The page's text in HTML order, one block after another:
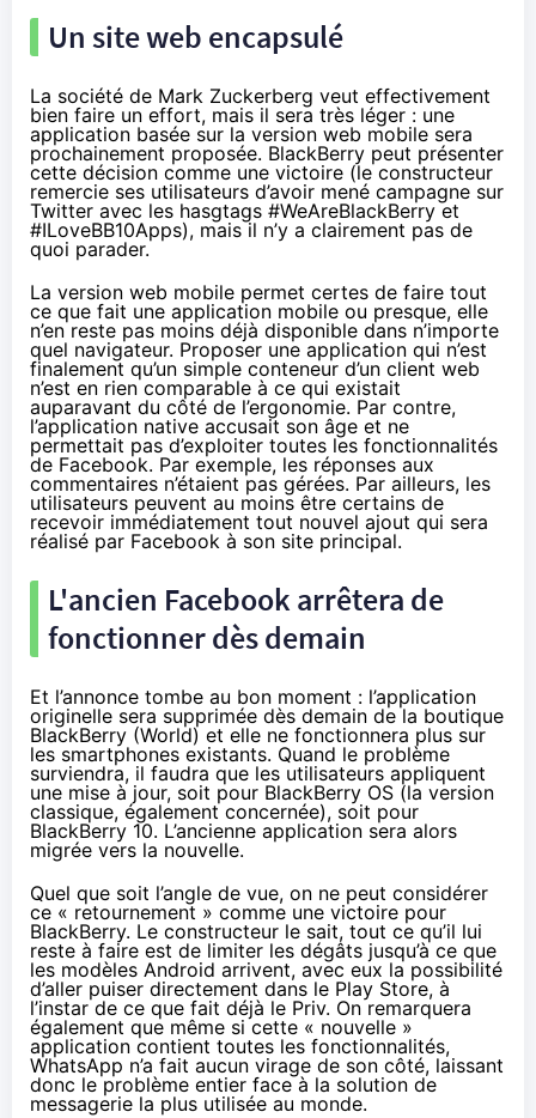
Un site web encapsulé
La société de Mark Zuckerberg veut effectivement
bien faire un effort, mais il sera très léger : une
application basée sur la version web mobile sera
prochainement proposée. BlackBerry peut présenter
cette décision comme une victoire (le constructeur
remercie ses utilisateurs d’avoir mené campagne sur
Twitter avec les hasgtags #WeAreBlackBerry et
#ILoveBB10Apps), mais il n’y a clairement pas de
quoi parader.
La version web mobile permet certes de faire tout
ce que fait une application mobile ou presque, elle
n’en reste pas moins déjà disponible dans n’importe
quel navigateur. Proposer une application qui n’est
finalement qu’un simple conteneur d’un client web
n’est en rien comparable à ce qui existait
auparavant du côté de l’ergonomie. Par contre,
l’application native accusait son âge et ne
permettait pas d’exploiter toutes les fonctionnalités
de Facebook. Par exemple, les réponses aux
commentaires n’étaient pas gérées. Par ailleurs, les
utilisateurs peuvent au moins être certains de
recevoir immédiatement tout nouvel ajout qui sera
réalisé par Facebook à son site principal.
L'ancien Facebook arrêtera de
fonctionner dès demain
Et l’annonce tombe au bon moment : l’application
originelle sera supprimée dès demain de la boutique
BlackBerry (World) et elle ne fonctionnera plus sur
les smartphones existants. Quand le problème
surviendra, il faudra que les utilisateurs appliquent
une mise à jour, soit pour BlackBerry OS (la version
classique, également concernée), soit pour
BlackBerry 10. L’ancienne application sera alors
migrée vers la nouvelle.
Quel que soit l’angle de vue, on ne peut considérer
ce « retournement » comme une victoire pour
BlackBerry. Le constructeur le sait, tout ce qu’il lui
reste à faire est de limiter les dégâts jusqu’à ce que
les modèles Android arrivent, avec eux la possibilité
d’aller puiser directement dans le Play Store, à
l’instar de ce que fait déjà le Priv. On remarquera
également que même si cette « nouvelle »
application contient toutes les fonctionnalités,
WhatsApp n’a fait aucun virage de son côté, laissant
donc le problème entier face à la solution de
messagerie la plus utilisée au monde.